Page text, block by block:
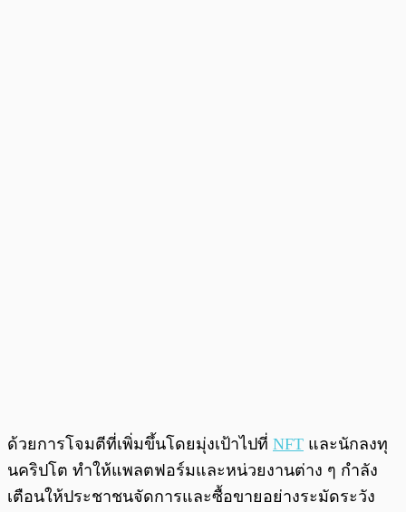
ด้วยการโจมตีที่เพิ่มขึ้นโดยมุ่งเป้าไปที่ NFT และนักลงทุ
นคริปโต ทำให้แพลตฟอร์มและหน่วยงานต่าง ๆ กำลัง
เตือนให้ประชาชนจัดการและซื้อขายอย่างระมัดระวัง